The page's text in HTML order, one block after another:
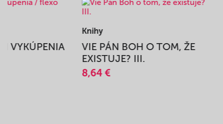
VYKÚPENIA
Knihy
VIE PÁN BOH O TOM, ŽE
EXISTUJE? III.
8,64 €